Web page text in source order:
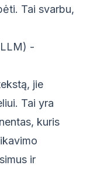
Tai svarbu,
-
jie
Tai yra
kuris
ir